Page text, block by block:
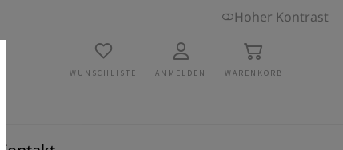
Hoher Kontrast
WUNSCHLISTE ANMELDEN WARENKORB